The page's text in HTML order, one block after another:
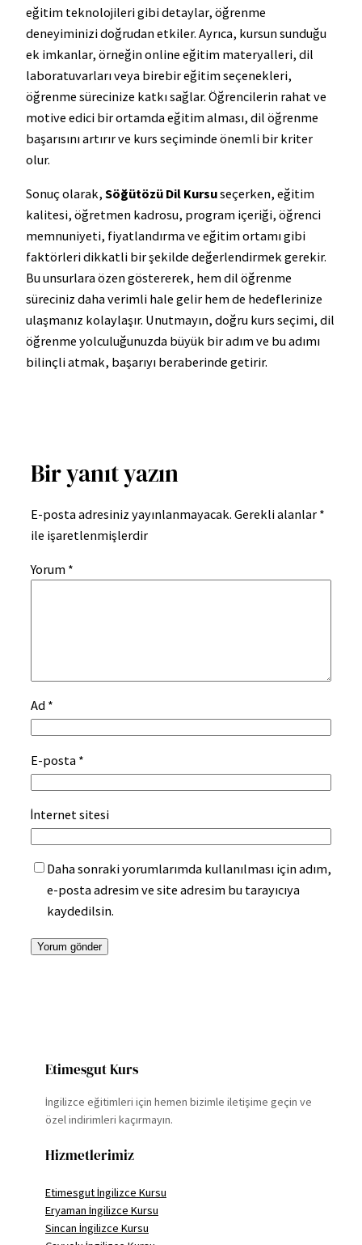
eğitim teknolojileri gibi detaylar, öğrenme
deneyiminizi doğrudan etkiler. Ayrıca, kursun sunduğu
ek imkanlar, örneğin online eğitim materyalleri, dil
laboratuvarları veya birebir eğitim seçenekleri,
öğrenme sürecinize katkı sağlar. Öğrencilerin rahat ve
motive edici bir ortamda eğitim alması, dil öğrenme
başarısını artırır ve kurs seçiminde önemli bir kriter
olur.
Sonuç olarak, Söğütözü Dil Kursuseçerken, eğitim
kalitesi, öğretmen kadrosu, program içeriği, öğrenci
memnuniyeti, fiyatlandırma ve eğitim ortamı gibi
faktörleri dikkatli bir şekilde değerlendirmek gerekir.
Bu unsurlara özen göstererek, hem dil öğrenme
süreciniz daha verimli hale gelir hem de hedeflerinize
ulaşmanız kolaylaşır. Unutmayın, doğru kurs seçimi, dil
öğrenme yolculuğunuzda büyük bir adım ve bu adımı
bilinçli atmak, başarıyı beraberinde getirir.
Bir yanıt yazın
E-posta adresiniz yayınlanmayacak. Gerekli alanlar *
ile işaretlenmişlerdir
Yorum *
Ad *
E-posta *
İnternet sitesi
Daha sonraki yorumlarımda kullanılması için adım,
e-posta adresim ve site adresim bu tarayıcıya
kaydedilsin.
Etimesgut Kurs
İngilizce eğitimleri için hemen bizimle iletişime geçin ve
özel indirimleri kaçırmayın.
Hizmetlerimiz
Etimesgut İngilizce Kursu
Eryaman İngilizce Kursu
Sincan İngilizce Kursu